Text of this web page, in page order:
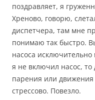
поздравляет, я
Хреново, говорю,
диспетчера, там мне
понимаю так быстро.
насоса
я не включил насос, то
парения или
стрессово. Повезло.